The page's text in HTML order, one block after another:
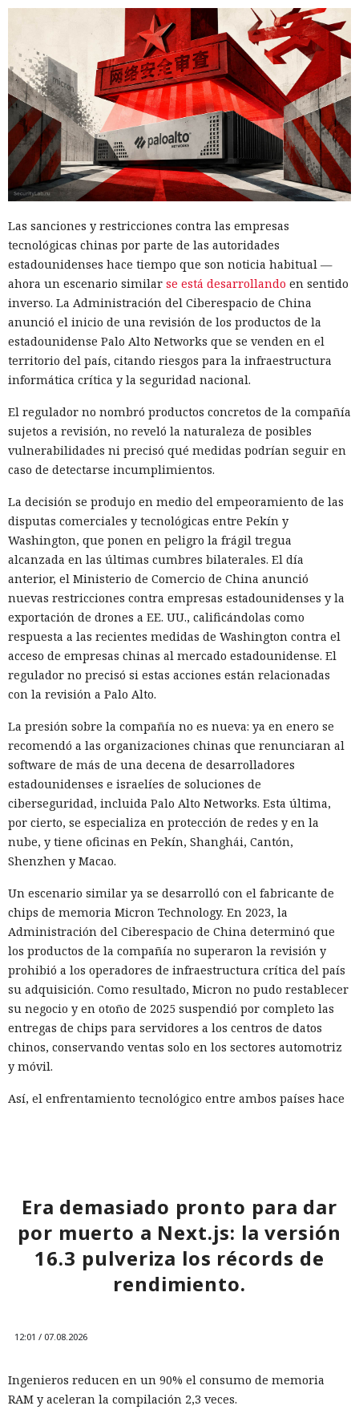
Las sanciones y restricciones contra las empresas
tecnológicas chinas por parte de las autoridades
estadounidenses hace tiempo que son noticia habitual —
ahora un escenario similar se está desarrollando en sentido
inverso. La Administración del Ciberespacio de China
anunció el inicio de una revisión de los productos de la
estadounidense Palo Alto Networks que se venden en el
territorio del país, citando riesgos para la infraestructura
informática crítica y la seguridad nacional.
El regulador no nombró productos concretos de la compañía
sujetos a revisión, no reveló la naturaleza de posibles
vulnerabilidades ni precisó qué medidas podrían seguir en
caso de detectarse incumplimientos.
La decisión se produjo en medio del empeoramiento de las
disputas comerciales y tecnológicas entre Pekín y
Washington, que ponen en peligro la frágil tregua
alcanzada en las últimas cumbres bilaterales. El día
anterior, el Ministerio de Comercio de China anunció
nuevas restricciones contra empresas estadounidenses y la
exportación de drones a EE. UU., calificándolas como
respuesta a las recientes medidas de Washington contra el
acceso de empresas chinas al mercado estadounidense. El
regulador no precisó si estas acciones están relacionadas
con la revisión a Palo Alto.
La presión sobre la compañía no es nueva: ya en enero se
recomendó a las organizaciones chinas que renunciaran al
software de más de una decena de desarrolladores
estadounidenses e israelíes de soluciones de
ciberseguridad, incluida Palo Alto Networks. Esta última,
por cierto, se especializa en protección de redes y en la
nube, y tiene oficinas en Pekín, Shanghái, Cantón,
Shenzhen y Macao.
Un escenario similar ya se desarrolló con el fabricante de
chips de memoria Micron Technology. En 2023, la
Administración del Ciberespacio de China determinó que
los productos de la compañía no superaron la revisión y
prohibió a los operadores de infraestructura crítica del país
su adquisición. Como resultado, Micron no pudo restablecer
su negocio y en otoño de 2025 suspendió por completo las
entregas de chips para servidores a los centros de datos
chinos, conservando ventas solo en los sectores automotriz
y móvil.
Así, el enfrentamiento tecnológico entre ambos países hace
no simplemente en participantes de la competencia de
mercado.
Era demasiado pronto para dar
por muerto a Next.js: la versión
16.3 pulveriza los récords de
rendimiento.
12:01 / 07.08.2026
Ingenieros reducen en un 90% el consumo de memoria
RAM y aceleran la compilación 2,3 veces.